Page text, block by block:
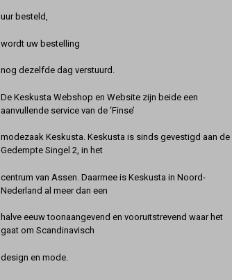
uur besteld,
wordt uw bestelling
nog dezelfde dag verstuurd.
De Keskusta Webshop en Website zijn beide een
aanvullende service van de ‘Finse’
modezaak Keskusta. Keskusta is sinds gevestigd aan de
Gedempte Singel 2, in het
centrum van Assen. Daarmee is Keskusta in Noord-
Nederland al meer dan een
halve eeuw toonaangevend en vooruitstrevend waar het
gaat om Scandinavisch
design en mode.